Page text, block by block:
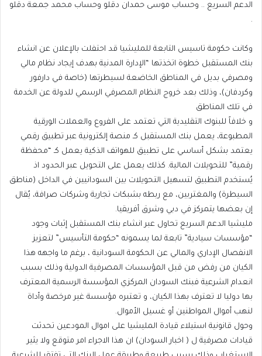
الدعم السريع .. وحساب موسى حمدان دقلو وحساب محمد جمعة دقلو
.
وكانت حكومة تاسيس التابعة للمليشيا قد احتفلت بالإعلان عن انشاء
بنك المستقبل خطوة اتخذتها “الإدارة المدنية بهدف إيجاد نظام مالي
ومصرفي بديل في المناطق الخاضعة لسيطرتها (خاصة في دارفور
وكردفان)، وذلك بعد خروج النظام المصرفي الرسمي للدولة عن الخدمة
في تلك المناطق
و خلافاً للبنوك التقليدية التي تعتمد على الفروع والعملات الورقية
المطبوعة، يعمل بنك المستقبل كـ منصة إلكترونية عبر تطبيق رقمي
يعتمد بشكل أساسي على تطبيق للهواتف الذكية يعمل كـ “محفظة
رقمية” للتحويلات المالية. كذلك يعمل على التحويل عبر الحدود اذ
يُستخدم التطبيق لتسهيل التحويلات بين السودانيين في الداخل (مناطق
السيطرة) والمغتربين، مع ربطه بشبكات تجارية وشركات صرافة، يُقال
إن بعضها يتمركز في دبي وشرق أفريقيا.
مليشيا الدعم السريع تحاول عبر انشاء بنك المستقبل إثبات وجود
“مؤسسات سيادية” تابعة لما يسمونه “حكومة التأسيس” لتعزيز
الانفصال الإداري والمالي عن الحكومة السودانية ، برغم ما واجهه هذا
الكيان من رفض من قبل المؤسسات المصرفية الدولية وذلك بسبب
انعدام الشرعية فبنك السودان المركزي المؤسسة الرسمية المعترف
بها دوليا لا تعترف بهذا الكيان، و تعتبره مؤسسة غير مرخصة وأداة
لنهب أموال المواطنين أو غسيل الأموال.
وحول قانونية استيلاء قيادة المليشيا على اموال المودعين تحدثت
قيادات مصرفية ل ( اخبار السودان) ان هذا الاجراء امر متوقع ولا يثير